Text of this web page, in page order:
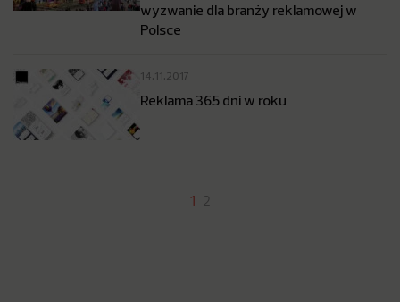
wyzwanie dla branży reklamowej w
Polsce
14.11.2017
Reklama 365 dni w roku
1 2